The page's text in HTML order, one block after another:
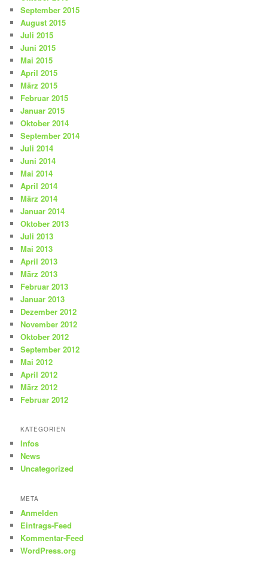
September 2015
August 2015
Juli 2015
Juni 2015
Mai 2015
April 2015
März 2015
Februar 2015
Januar 2015
Oktober 2014
September 2014
Juli 2014
Juni 2014
Mai 2014
April 2014
März 2014
Januar 2014
Oktober 2013
Juli 2013
Mai 2013
April 2013
März 2013
Februar 2013
Januar 2013
Dezember 2012
November 2012
Oktober 2012
September 2012
Mai 2012
April 2012
März 2012
Februar 2012
KATEGORIEN
Infos
News
Uncategorized
META
Anmelden
Eintrags-Feed
Kommentar-Feed
WordPress.org